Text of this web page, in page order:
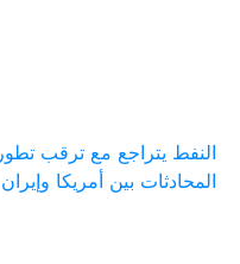
النفط يتراجع مع ترقب تطور
المحادثات بين أمريكا وإيران